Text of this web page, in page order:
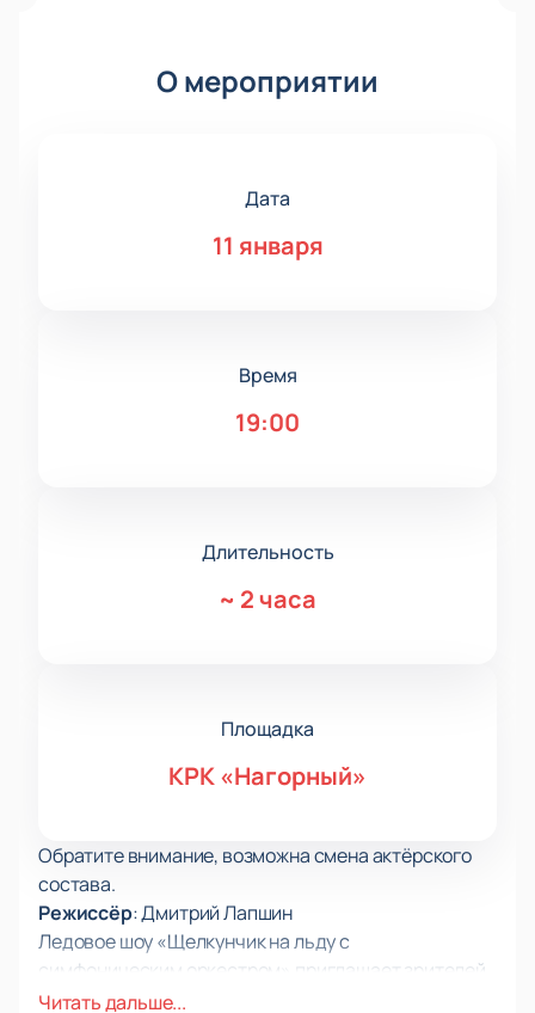
О мероприятии
Дата
11 января
Время
19:00
Длительность
~ 2 часа
Площадка
КРК «Нагорный»
Обратите внимание, возможна смена актёрского
состава.
Режиссёр: Дмитрий Лапшин
Ледовое шоу «Щелкунчик на льду с
симфоническим оркестром» приглашает зрителей
в КРК Нагорный, чтобы насладиться уникальной
Читать дальше...